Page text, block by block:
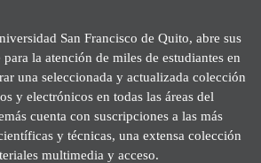
San Francisco de Quito, abre sus
la atención de miles de estudiantes en
una seleccionada y actualizada colección
y electrónicos en todas las áreas del
cuenta con suscripciones a las más
y técnicas, una extensa colección
multimedia y acceso.